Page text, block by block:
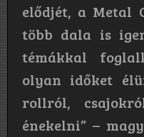
elődjét, a Metal
több dala is
témákkal
olyan időket
rollról,
énekelni” –